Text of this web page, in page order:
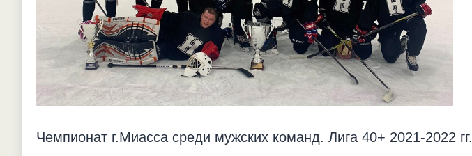
Чемпионат г.Миасса среди мужских команд. Лига 40+ 2021-2022 гг.